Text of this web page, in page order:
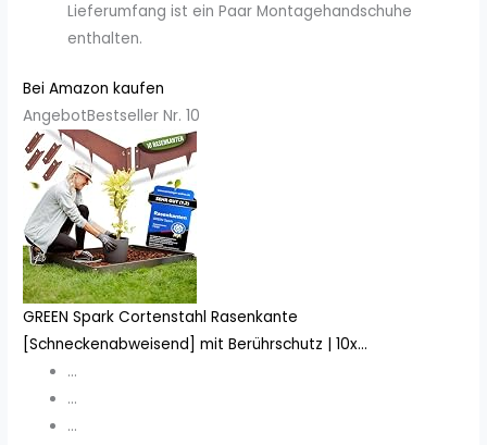
Lieferumfang ist ein Paar Montagehandschuhe
enthalten.
Bei Amazon kaufen
AngebotBestseller Nr. 10
GREEN Spark Cortenstahl Rasenkante
[Schneckenabweisend] mit Berührschutz | 10x...
...
...
...